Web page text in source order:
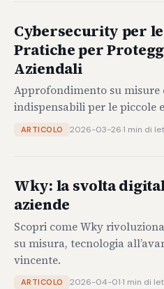
Cybersecurity per
Pratiche per
Aziendali
Approfondimento su misure
indispensabili per le piccole
ARTICOLO 2026-03-26·1 min di
Wky: la svolta
aziende
Scopri come Wky
su misura, tecnologia
vincente.
ARTICOLO 2026-04-01·1 min di